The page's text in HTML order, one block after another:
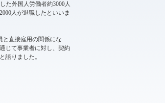
た外国人労働者約3000人
人が退職したといいま
と直接雇用の関係にな
じて事業者に対し、契約
語りました。